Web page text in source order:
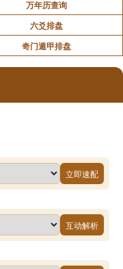
万年历查询
六爻排盘
奇门遁甲排盘
立即速配
互动解析